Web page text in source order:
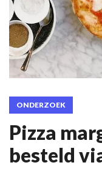
ONDERZOEK
Pizza
besteld